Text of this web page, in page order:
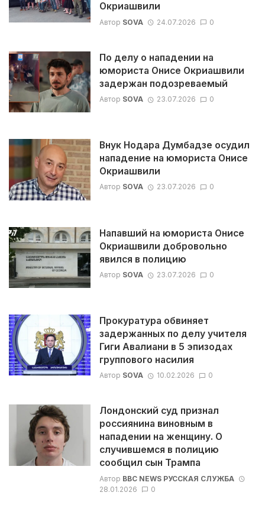
Окриашвили
Автор SOVA 24.07.2026 0
По делу о нападении на
юмориста Онисе Окриашвили
задержан подозреваемый
Автор SOVA 23.07.2026 0
Внук Нодара Думбадзе осудил
нападение на юмориста Онисе
Окриашвили
Автор SOVA 23.07.2026 0
Напавший на юмориста Онисе
Окриашвили добровольно
явился в полицию
Автор SOVA 23.07.2026 0
Прокуратура обвиняет
задержанных по делу учителя
Гиги Авалиани в 5 эпизодах
группового насилия
Автор SOVA 10.02.2026 0
Лондонский суд признал
россиянина виновным в
нападении на женщину. О
случившемся в полицию
сообщил сын Трампа
Автор BBC NEWS РУССКАЯ СЛУЖБА
28.01.2026
0